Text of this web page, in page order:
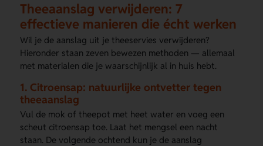
Theeaanslag verwijderen: 7
effectieve manieren die écht werken
Wil je de aanslag uit je theeservies verwijderen?
Hieronder staan zeven bewezen methoden — allemaal
met materialen die je waarschijnlijk al in huis hebt.
1. Citroensap: natuurlijke ontvetter tegen
theeaanslag
Vul de mok of theepot met heet water en voeg een
scheut citroensap toe. Laat het mengsel een nacht
staan. De volgende ochtend kun je de aanslag